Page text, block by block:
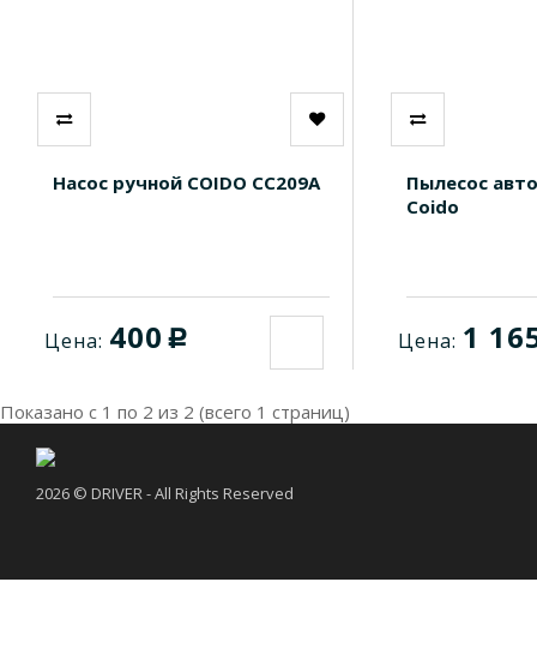
Насос ручной COIDO СС209A
Цена: 400 c
Пылесос
Сoido
Цена: 1
Показано с 1 по 2 из 2 (всего 1 страниц)
2026 © DRIVER - All Rights Reserved